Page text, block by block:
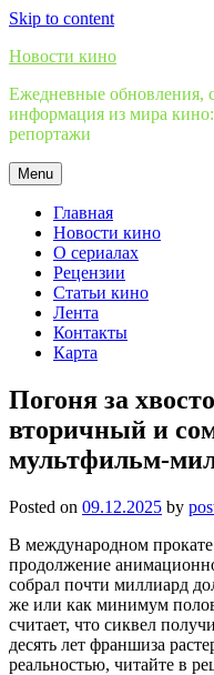
Skip to content
Новости кино
Ежедневные обновления,
информация из мира кино:
репортажи
Menu
Главная
Новости кино
О сериалах
Рецензии
Статьи кино
Лента
Контакты
Карта
Погоня за
вторичный и
мультфильм-
Posted on 09.12.2025 by
В международном
продолжение
собрал почти миллиард
же или как минимум
считает, что сиквел
десять лет франшиза
реальностью, читайте в